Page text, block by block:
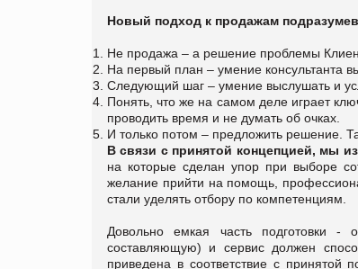
Новый подход к продажам
Не продажа – а решение проблемы
На первый план – умение консультанта
Следующий шаг – умение выслушать и
Понять, что же на самом деле играет
проводить время и не думать об очках.
И только потом – предложить решение.
В связи с принятой концепцией, мы
на которые сделан упор при выборе
желание прийти на помощь,
стали уделять отбору по компетенциям.
Довольно емкая часть подготовки -
составляющую) и сервис должен
приведена в соответствие с принятой